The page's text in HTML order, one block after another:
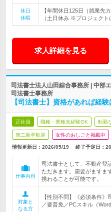
休日
休暇
【年間休日125日（就業先
（土日休み ※プロジェク
求人詳細を見る
司法書士法人山田綜合事務所 | 中部
司法書士事務所
【司法書士】資格があれば経
正社員 職種・業種未経験OK 転勤
第二新卒歓迎 女性のおしごと掲載中
情報更新日：2026/05/19 終了予定日：
仕事内容
司法書士として、不動産登
ただきます。需要がますま
携わることが可能です。
対象と
なる方
【性別不問】《必須条件
／要普免／PCスキル（